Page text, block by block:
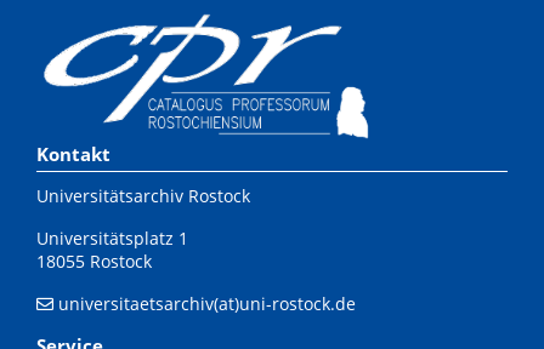
Kontakt
Universitätsarchiv Rostock
Universitätsplatz 1
18055 Rostock
universitaetsarchiv(at)uni-rostock.de